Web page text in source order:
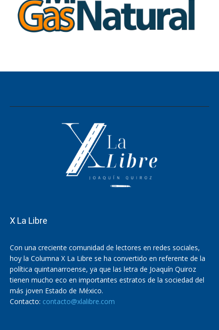
X La Libre
Con una creciente comunidad de lectores en redes sociales,
hoy la Columna X La Libre se ha convertido en referente de la
política quintanarroense, ya que las letra de Joaquín Quiroz
tienen mucho eco en importantes estratos de la sociedad del
más joven Estado de México.
Contacto: contacto@xlalibre.com